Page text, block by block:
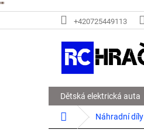
""
na
+420725449113
Dětská elektrická auta
Domů Náhradní díly